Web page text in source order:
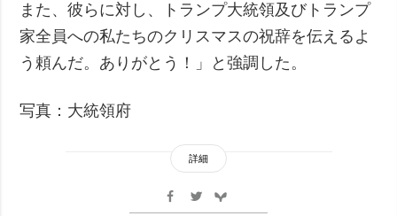
また、彼らに対し、トランプ大統領及びトランプ
家全員への私たちのクリスマスの祝辞を伝えるよ
う頼んだ。ありがとう！」と強調した。
写真：大統領府
詳細